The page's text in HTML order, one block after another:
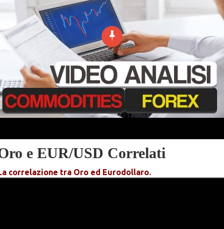
e EUR/USD Correlati
correlazione tra Oro ed Eurodollaro.